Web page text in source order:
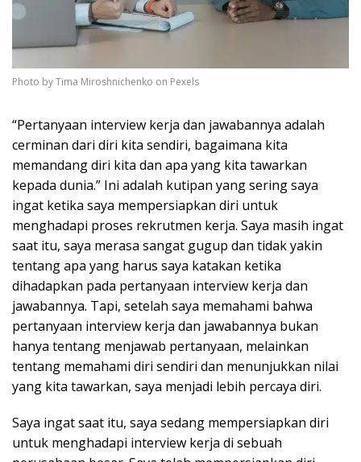
Photo by Tima Miroshnichenko on Pexels
“Pertanyaan interview kerja dan jawabannya adalah
cerminan dari diri kita sendiri, bagaimana kita
memandang diri kita dan apa yang kita tawarkan
kepada dunia.” Ini adalah kutipan yang sering saya
ingat ketika saya mempersiapkan diri untuk
menghadapi proses rekrutmen kerja. Saya masih ingat
saat itu, saya merasa sangat gugup dan tidak yakin
tentang apa yang harus saya katakan ketika
dihadapkan pada pertanyaan interview kerja dan
jawabannya. Tapi, setelah saya memahami bahwa
pertanyaan interview kerja dan jawabannya bukan
hanya tentang menjawab pertanyaan, melainkan
tentang memahami diri sendiri dan menunjukkan nilai
yang kita tawarkan, saya menjadi lebih percaya diri.
Saya ingat saat itu, saya sedang mempersiapkan diri
untuk menghadapi interview kerja di sebuah